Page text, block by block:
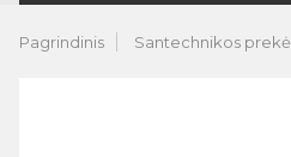
Pagrindinis Santechnikos